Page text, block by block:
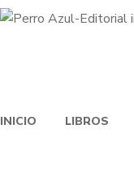
INICIO LIBROS